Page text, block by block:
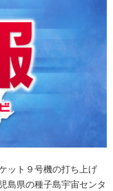
ット９号機の打ち上げ
島県の種子島宇宙センタ